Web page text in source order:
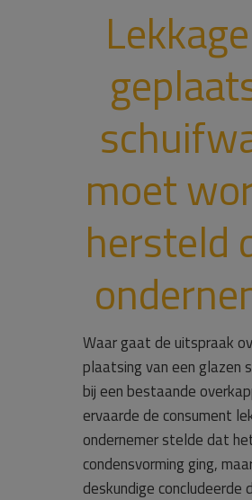
moet
hersteld
Waar gaat de uitspraak
plaatsing van een glazen
bij een bestaande
ervaarde de consument
ondernemer stelde dat
condensvorming ging,
deskundige